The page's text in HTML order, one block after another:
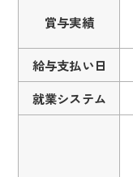
賞与実績
給与支払い日
就業システム